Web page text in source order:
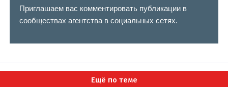
Приглашаем вас комментировать публикации в
сообществах агентства в социальных сетях.
Ещё по теме